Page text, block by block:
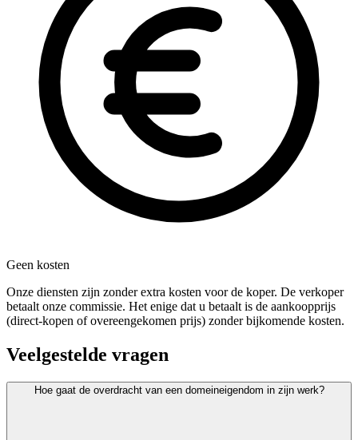
Geen kosten
Onze diensten zijn zonder extra kosten voor de koper. De verkoper
betaalt onze commissie. Het enige dat u betaalt is de aankoopprijs
(direct-kopen of overeengekomen prijs) zonder bijkomende kosten.
Veelgestelde vragen
Hoe gaat de overdracht van een domeineigendom in zijn werk?